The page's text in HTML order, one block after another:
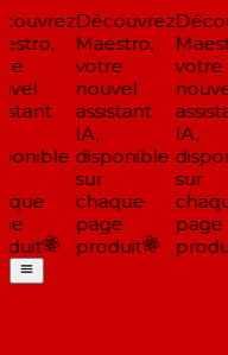
Découvrez
Maestro,
votre
nouvel
assistant
IA,
disponible
sur
chaque
page
produit
votre
nouvel
IA,
sur
page